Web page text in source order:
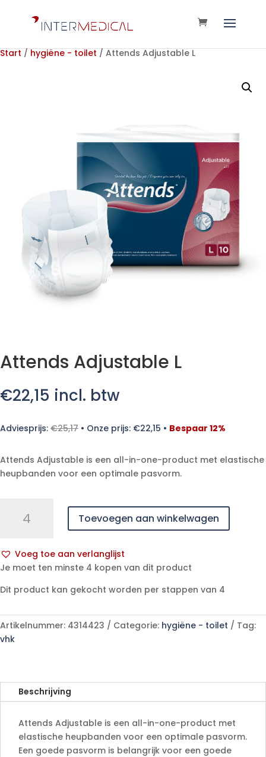
Start / hygiëne - toilet / Attends Adjustable L
Attends Adjustable L
€22,15 incl. btw
Adviesprijs: €25,17 • Onze prijs: €22,15 • Bespaar 12%
Attends Adjustable is een all-in-one-product met elastische
heupbanden voor een optimale pasvorm.
Adjustable
Toevoegen aan winkelwagen
Voeg toe aan verlanglijst
A
t
r
n
e
Je moet ten minste 4 kopen van dit product
Dit product kan gekocht worden per stappen van 4
Artikelnummer: 4314423 Categorie: hygiëne - toilet
Tag:
vhk
Beschrijving
Attends Adjustable is een all-in-one-product met
elastische heupbanden voor een optimale pasvorm.
Een goede pasvorm is belangrijk voor een goede